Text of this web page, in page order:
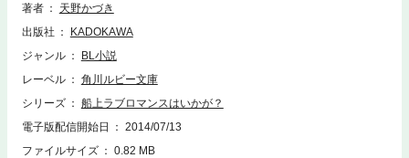
著者
天野かづき
出版社
KADOKAWA
ジャンル
BL小説
レーベル
角川ルビー文庫
シリーズ
船上ラブロマンスはいかが？
電子版配信開始日
2014/07/13
ファイルサイズ
0.82 MB